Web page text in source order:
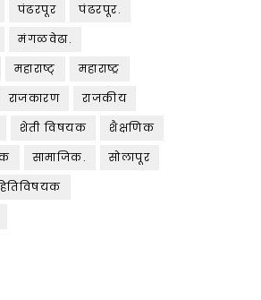
पंढरपूर
पंढरपूर.
मंगळवेढा.
महाराष्ट्
महाराष्ट्र
राजकारण
राजकीय
शेती विषयक
शैक्षणिक
सामाजिक.
सोलापूर